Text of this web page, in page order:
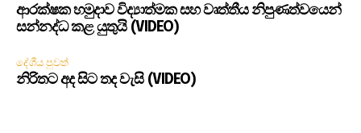
ආරක්ෂක හමුදාව විද්‍යාත්මක සහ වෘත්තීය නිපුණත්වයෙන්
සන්නද්ධ කළ යුතුයි (VIDEO)
දේශීය පුවත්
නිරිතට අද සිට තද වැසි (VIDEO)